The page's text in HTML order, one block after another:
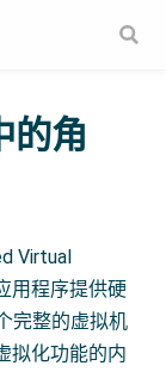
的角
Virtual
用程序提供硬
完整的虚拟机
拟化功能的内